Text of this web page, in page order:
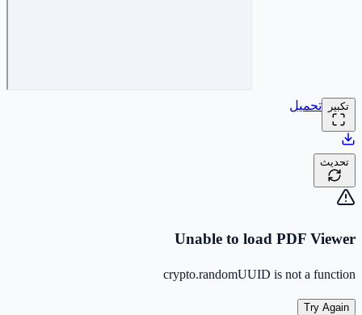
تكبير تحميل
تحديث
Unable to load PDF Viewer
crypto.randomUUID is not a function
Try Again